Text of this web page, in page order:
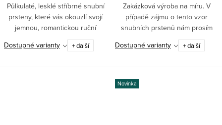
Půlkulaté, lesklé stříbrné snubní
prsteny, které vás okouzlí svojí
jemnou, romantickou ruční
rytinou s motivem zrdcadlově
situovaných srdcí. Nic nemůže
Dostupné varianty + další
Zakázková výroba na míru. V
případě zájmu o tento vzor
snubních prstenů nám prosím
napište požadované velikosti do
dotazu k produktu nebo na
Dostupné varianty + další
Novinka